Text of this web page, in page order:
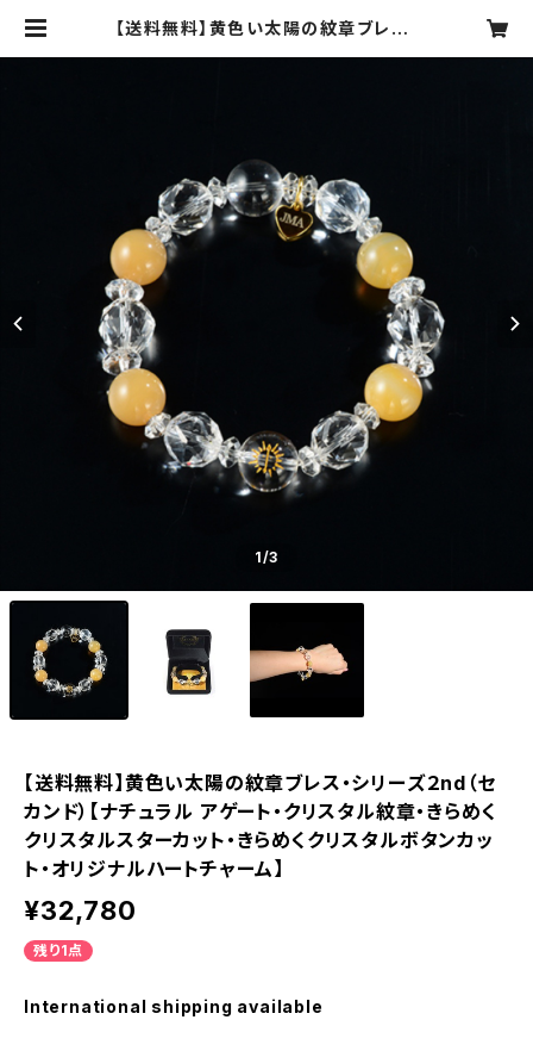
【送料無料】黄色い太陽の紋章ブレス・
1/3
【送料無料】黄色い太陽の紋章ブレス・シリーズ２nd（セ
カンド）【ナチュラル アゲート・クリスタル紋章・きらめく
クリスタルスターカット・きらめくクリスタルボタンカッ
ト・オリジナルハートチャーム】
¥32,780
残り1点
International shipping available